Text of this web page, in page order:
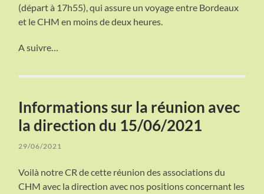
(départ à 17h55), qui assure un voyage entre Bordeaux
et le CHM en moins de deux heures.
A suivre…
Informations sur la réunion avec
la direction du 15/06/2021
29/06/2021
Voilà notre CR de cette réunion des associations du
CHM avec la direction avec nos positions concernant les